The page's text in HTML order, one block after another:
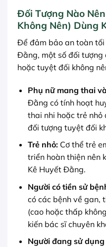
Đối Tượng Nào
Không Nên) Dùng
Để đảm bảo an toàn
Đằng, một số đối
hoặc tuyệt đối không
Phụ nữ mang thai
Đằng có tính hoạt
thai nhi hoặc trẻ nhỏ
đối tượng tuyệt đối
Trẻ nhỏ:Cơ thể trẻ
triển hoàn thiện nên
Kê Huyết Đằng.
Người có tiền sử
có các bệnh về gan,
(cao hoặc thấp
kiến bác sĩ chuyên
Người đang sử